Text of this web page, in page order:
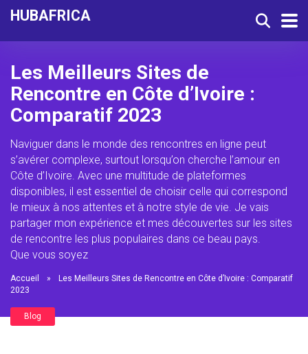
HUBAFRICA
Les Meilleurs Sites de
Rencontre en Côte d’Ivoire :
Comparatif 2023
Naviguer dans le monde des rencontres en ligne peut
s’avérer complexe, surtout lorsqu’on cherche l’amour en
Côte d’Ivoire. Avec une multitude de plateformes
disponibles, il est essentiel de choisir celle qui correspond
le mieux à nos attentes et à notre style de vie. Je vais
partager mon expérience et mes découvertes sur les sites
de rencontre les plus populaires dans ce beau pays.
Que vous soyez
Accueil »
Les Meilleurs Sites de Rencontre en Côte d’Ivoire : Comparatif
2023
Blog